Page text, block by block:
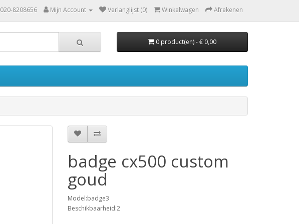
020-8208656 Mijn Account Verlanglijst (0) Winkelwagen Afrekenen
0 product(en) - € 0,00
badge cx500 custom
goud
Model:badge3
Beschikbaarheid:2